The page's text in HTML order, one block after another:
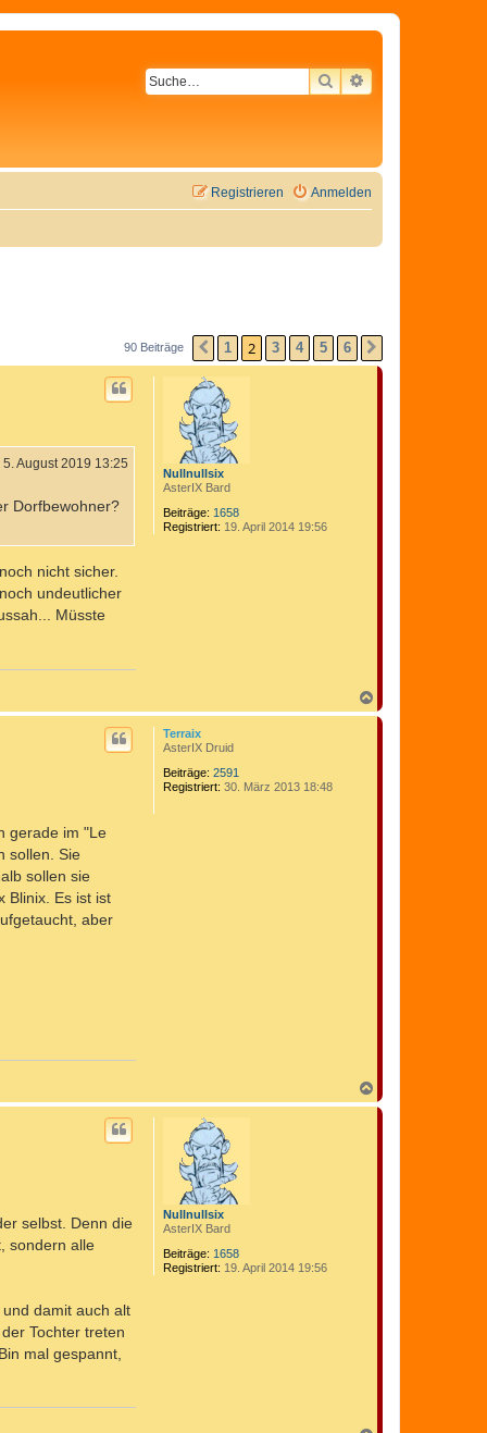
SUCHEERWEITERTE
Anmelden
Registrieren
90 Beiträge VORHERIGE
1 2 3 4 5 6
Nullnullsix
AsterIX Bard
Beiträge: 1658
Registriert: 19. April 2014 19:56
5. August 2019 13:25
Dorfbewohner?
nicht sicher.
undeutlicher
Müsste
a
c
Terraix
AsterIX Druid
Beiträge: 2591
Registriert: 30. März 2013 18:48
gerade im "Le
sollen. Sie
sollen sie
Blinix. Es ist ist
aber
a
c
Nullnullsix
AsterIX Bard
Beiträge: 1658
Registriert: 19. April 2014 19:56
selbst. Denn die
sondern alle
damit auch alt
Tochter treten
mal gespannt,